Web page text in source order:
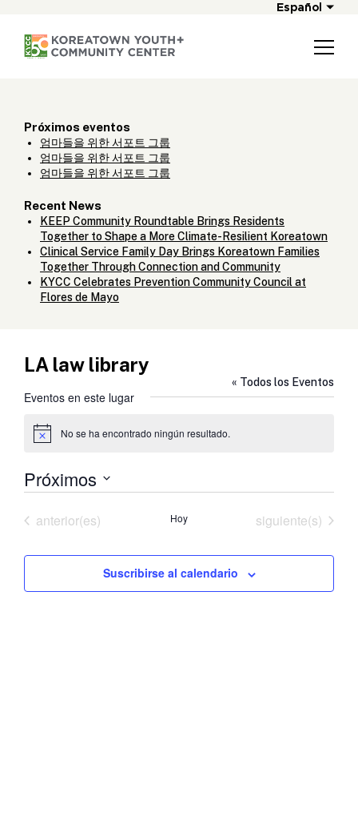
Español
Próximos eventos
엄마들을 위한 서포트 그룹
엄마들을 위한 서포트 그룹
엄마들을 위한 서포트 그룹
Recent News
KEEP Community Roundtable Brings Residents
Together to Shape a More Climate-Resilient Koreatown
Clinical Service Family Day Brings Koreatown Families
Together Through Connection and Community
KYCC Celebrates Prevention Community Council at
Flores de Mayo
LA law library
« Todos los Eventos
Eventos en este lugar
Aviso No se ha encontrado ningún resultado.
Próximos
fecha.
Eventos
anterior(es) Hoy Eventos
siguiente(s)
Suscribirse al calendario